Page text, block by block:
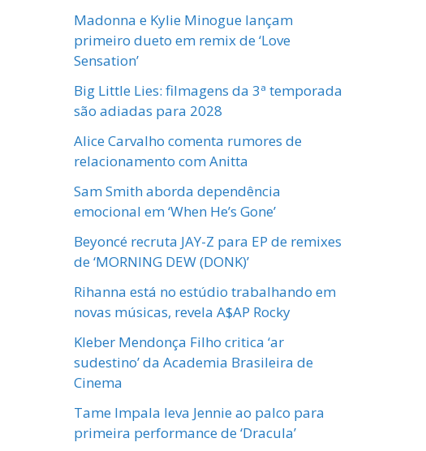
Madonna e Kylie Minogue lançam
primeiro dueto em remix de ‘Love
Sensation’
Big Little Lies: filmagens da 3ª temporada
são adiadas para 2028
Alice Carvalho comenta rumores de
relacionamento com Anitta
Sam Smith aborda dependência
emocional em ‘When He’s Gone’
Beyoncé recruta JAY-Z para EP de remixes
de ‘MORNING DEW (DONK)’
Rihanna está no estúdio trabalhando em
novas músicas, revela A$AP Rocky
Kleber Mendonça Filho critica ‘ar
sudestino’ da Academia Brasileira de
Cinema
Tame Impala leva Jennie ao palco para
primeira performance de ‘Dracula’